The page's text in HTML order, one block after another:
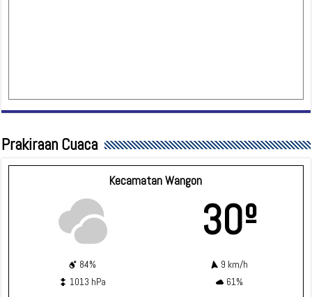
Prakiraan Cuaca
Kecamatan Wangon
30º
84%
9 km/h
1013 hPa
61%